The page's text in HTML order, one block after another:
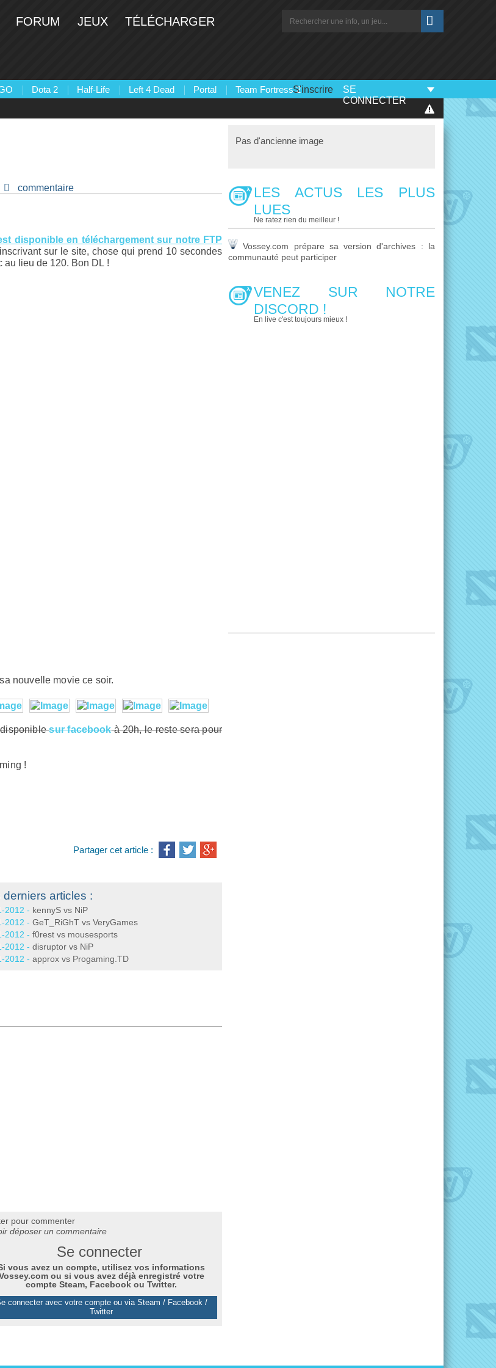
Dota 2 Half-Life Left 4 Dead Portal Team Fortress 2
FORUM JEUX TÉLÉCHARGER
S'inscrire
SE
CONNECTER
commentaire
disponible en téléchargement sur notre FTP
sur le site, chose qui prend 10 secondes
au lieu de 120. Bon DL !
nouvelle movie ce soir.
disponiblesur facebookà 20h, le reste sera pour
!
Partager cet article :
derniers articles :
2012 - kennyS vs NiP
2012 - GeT_RiGhT vs VeryGames
2012 - f0rest vs mousesports
2012 - disruptor vs NiP
2012 - approx vs Progaming.TD
pour commenter
déposer un commentaire
Se connecter
vous avez un compte, utilisez vos informations
ou si vous avez déjà enregistré votre
compte Steam, Facebook ou Twitter.
connecter avec votre compte ou via Steam / Facebook /
Twitter
Pas d'ancienne image
LES ACTUS LES PLUS
LUES
Ne ratez rien du meilleur !
Vossey.com prépare sa version d'archives : la
communauté peut participer
VENEZ SUR NOTRE
DISCORD !
En live c'est toujours mieux !